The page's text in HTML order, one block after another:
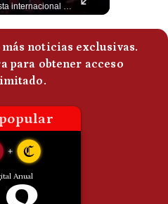
Guido Larson, analista internacional explica que la guerra no puede entenderse únicamente como un enfrentamiento entre Estados Unidos e Irán, sino también dentro de la competencia global entre Washington y Pekín. El analista sostiene que China mantiene su relación petrolera con Irán y que le interesa que Estados Unidos consuma recursos y pierda influencia. 🚀 ¿Quieres entender el mundo sin ruido? Únete a nuestra comunidad y forma parte del cambio. #GestiónNewsroomLive #NoticiasGlobales #AnálisisGeopolítico #EconomíaMundial #IA #Geopolítica #LatinosEnUSA #NoticiasEnEspañol 👉 Suscríbete y activa la campana para no perderte nuestro análisis diario. 🌎 Síguenos en nuestras redes sociales: 📌 Web oficial: https://gestion.pe/mundo/ 📌 LinkedIn: http://bit.ly/3HYIET0 📌 X (Twitter): http://bit.ly/4noZtX9 📌 TikTok: http://bit.ly/4evB6TO